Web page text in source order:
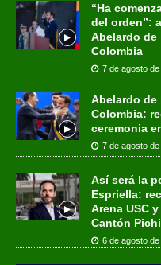
“Ha
del orden”:
Abelardo de
Colombia
7 de agosto de
Abelardo de
Colombia:
ceremonia
7 de agosto de
Así será la
Espriella:
Arena USC
Cantón
6 de agosto de